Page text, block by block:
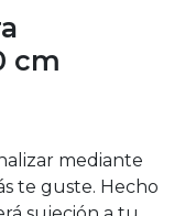
cm
mediante
te guste. Hecho